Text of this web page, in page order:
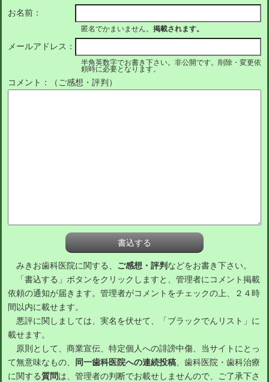
お名前：
匿名でかまいません。 掲載されます。
メールアドレス：
半角英数字でお書き下さい。非公開です。削除・変更依
頼時に必要となります。
コメント：（ご感想・評判）
みきお歯科医院に関する、 ご感想・評判 などをお書き下さい。
「書込する」ボタンをクリックしますと、管理者にコメント掲載
依頼の通知が届きます。管理者がコメントをチェックの上、２４時
間以内に載せます。
悪評に関しましては、実名を伏せて、「ブラックでんリスト」に
載せます。
原則として、商業宣伝、特定個人への誹謗中傷、当サイトにとっ
て無意味なもの、
同一歯科医院への連続投稿、歯科医院・歯科治療
に関する質問は、管理者の判断でお載せしませんので、ご了承下さ